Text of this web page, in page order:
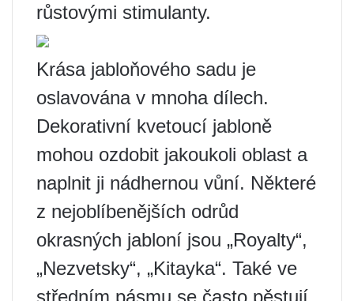
růstovými stimulanty.
Krása jabloňového sadu je
oslavována v mnoha dílech.
Dekorativní kvetoucí jabloně
mohou ozdobit jakoukoli oblast a
naplnit ji nádhernou vůní. Některé
z nejoblíbenějších odrůd
okrasných jabloní jsou „Royalty“,
„Nezvetsky“, „Kitayka“. Také ve
středním pásmu se často pěstují